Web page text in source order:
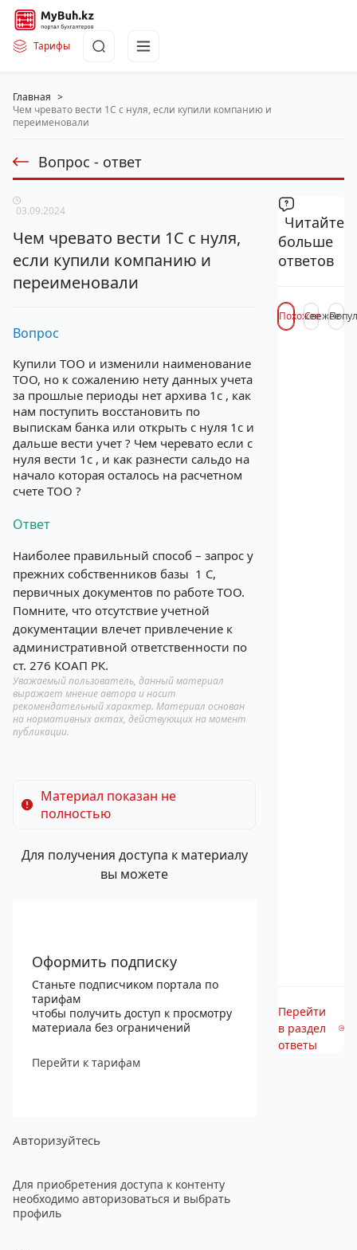
Тарифы
Главная >
Чем чревато вести 1С с нуля, если купили компанию и
переименовали
Вопрос - ответ
03.09.2024
Чем чревато вести 1С с нуля,
если купили компанию и
переименовали
Вопрос
Купили ТОО и изменили наименование
ТОО, но к сожалению нету данных учета
за прошлые периоды нет архива 1с , как
нам поступить восстановить по
выпискам банка или открыть с нуля 1с и
дальше вести учет ? Чем черевато если с
нуля вести 1с , и как разнести сальдо на
начало которая осталось на расчетном
счете ТОО ?
Ответ
Наиболее правильный способ – запрос у
прежних собственников базы 1 С,
первичных документов по работе ТОО.
Помните, что отсутствие учетной
документации влечет привлечение к
административной ответственности по
ст. 276 КОАП РК.
Уважаемый пользователь, данный материал
выражает мнение автора и носит
рекомендательный характер. Материал основан
на нормативных актах, действующих на момент
публикации.
Материал показан не
полностью
Для получения доступа к материалу
вы можете
Оформить подписку
Станьте подписчиком портала по
тарифам
чтобы получить доступ к просмотру
материала без ограничений
Перейти к тарифам
Авторизуйтесь
Для приобретения доступа к контенту
необходимо авторизоваться и выбрать
профиль
Читайте
больше
ответов
ПохожееСвежее
Перейти
в раздел
ответы